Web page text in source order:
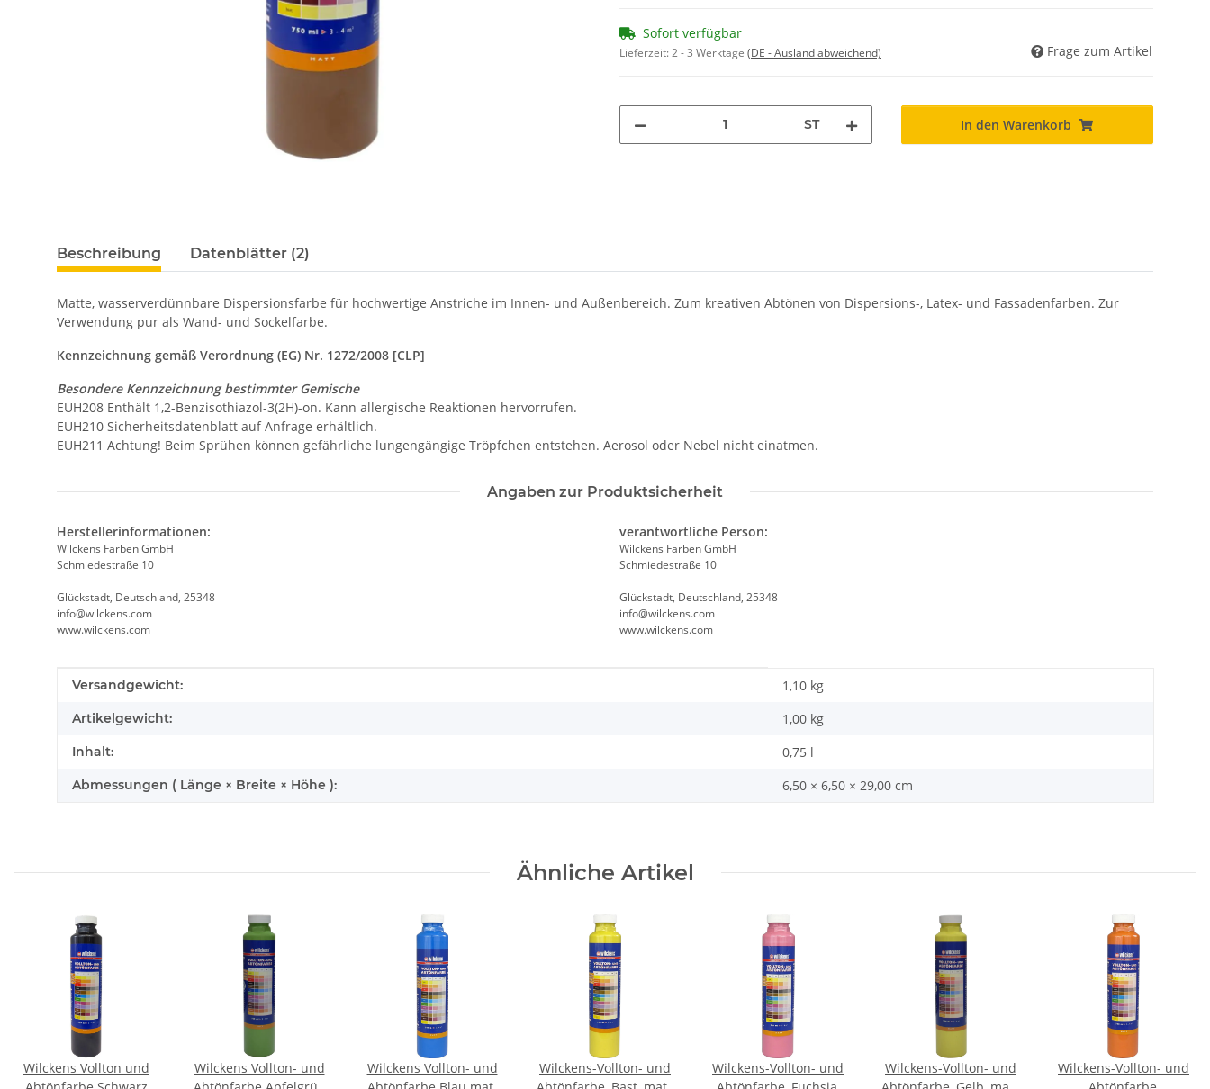
Sofort verfügbar
Lieferzeit:2 - 3 Werktage (DE - Ausland abweichend) Frage zum Artikel
ST In den Warenkorb
Beschreibung Datenblätter (2)
Matte, wasserverdünnbare Dispersionsfarbe für hochwertige Anstriche im Innen- und Außenbereich. Zum kreativen Abtönen von Dispersions-, Latex- und Fassadenfarben. Zur
Verwendung pur als Wand- und Sockelfarbe.
Kennzeichnung gemäß Verordnung (EG) Nr. 1272/2008 [CLP]
Besondere Kennzeichnung bestimmter Gemische
EUH208 Enthält 1,2-Benzisothiazol-3(2H)-on. Kann allergische Reaktionen hervorrufen.
EUH210 Sicherheitsdatenblatt auf Anfrage erhältlich.
EUH211 Achtung! Beim Sprühen können gefährliche lungengängige Tröpfchen entstehen. Aerosol oder Nebel nicht einatmen.
Angaben zur Produktsicherheit
Herstellerinformationen:
Wilckens Farben GmbH
Schmiedestraße 10
Glückstadt, Deutschland, 25348
info@wilckens.com
www.wilckens.com
verantwortliche Person:
Wilckens Farben GmbH
Schmiedestraße 10
Glückstadt, Deutschland, 25348
info@wilckens.com
www.wilckens.com
Produkteigenschaft
Wert
Versandgewicht: 1,10 kg
Artikelgewicht: 1,00 kg
Inhalt: 0,75 l
Abmessungen ( Länge × Breite × Höhe ): 6,50 × 6,50 × 29,00 cm
Ähnliche Artikel
Wilckens Vollton und
Wilckens Vollton- und
Wilckens Vollton- und
Wilckens-Vollton- und
Wilckens-Vollton- und
Wilckens-Vollton- und
Wilckens-Vollton- und